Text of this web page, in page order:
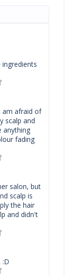
ingredients
am afraid of
scalp and
anything
fading
salon, but
scalp is
the hair
and didn't
:D